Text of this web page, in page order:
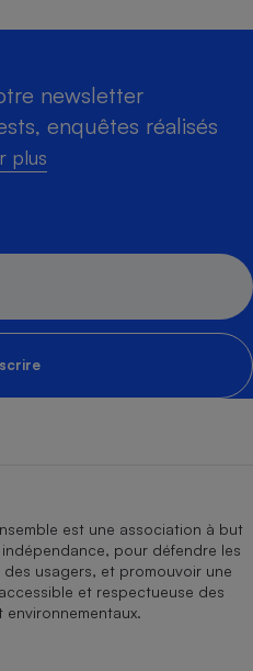
newsletter
enquêtes réalisés
plus
est une association à but
pour défendre les
usagers, et promouvoir une
et respectueuse des
environnementaux.